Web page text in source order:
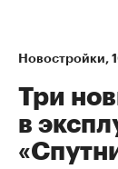
Новостройки⁠,
Три
в